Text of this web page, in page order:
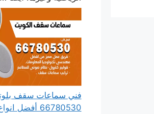
فني سماعات سقف
66780530